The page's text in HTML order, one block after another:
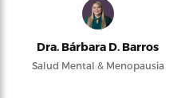
Dra. Bárbara D. Barros
Salud Mental & Menopausia